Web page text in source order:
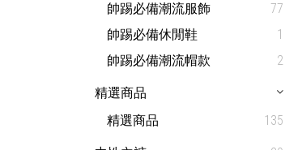
帥踢必備潮流服飾
77
帥踢必備休閒鞋
1
帥踢必備潮流帽款
2
精選商品
精選商品
135